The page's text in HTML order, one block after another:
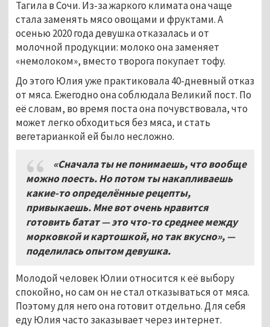
Тагила в Сочи. Из-за жаркого климата она чаще
стала заменять мясо овощами и фруктами. А
осенью 2020 года девушка отказалась и от
молочной продукции: молоко она заменяет
«немолоком», вместо творога покупает тофу.
До этого Юлия уже практиковала 40-дневный отказ
от мяса. Ежегодно она соблюдала Великий пост. По
её словам, во время поста она почувствовала, что
может легко обходиться без мяса, и стать
вегетарианкой ей было несложно.
«Сначала ты не понимаешь, что вообще
можно поесть. Но потом ты накапливаешь
какие-то определённые рецепты,
привыкаешь. Мне вот очень нравится
готовить батат—это что-то среднее между
морковкой и картошкой, но так вкусно», —
поделилась опытом девушка.
Молодой человек Юлии относится к её выбору
спокойно, но сам он не стал отказываться от мяса.
Поэтому для него она готовит отдельно. Для себя
еду Юлия часто заказывает через интернет.